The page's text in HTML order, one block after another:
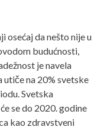
osećaj da nešto nije u
budućnosti,
je navela
utiče na 20% svetske
Svetska
se do 2020. godine
kao zdravstveni